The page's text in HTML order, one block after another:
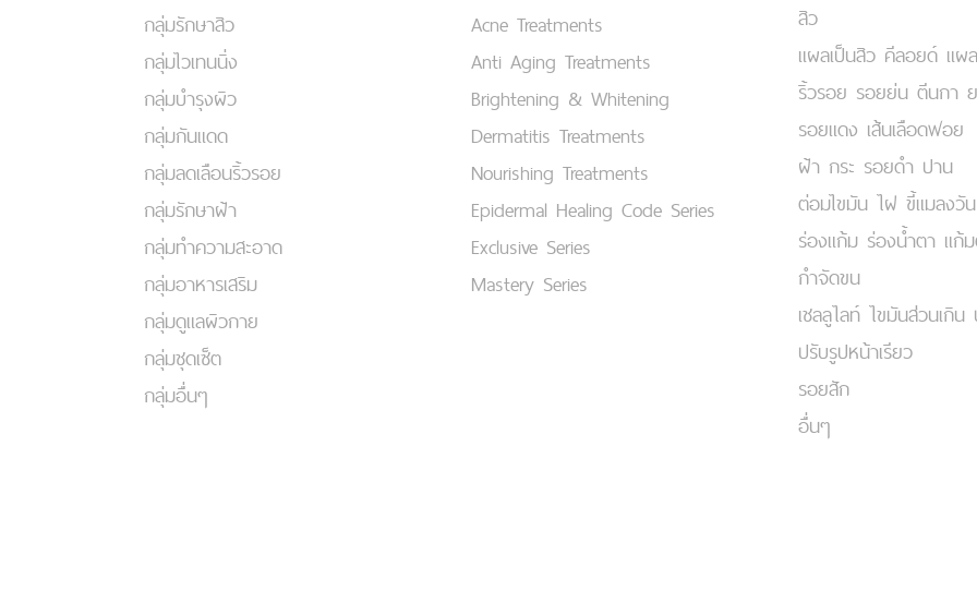
กลุ่มรักษาสิว
กลุ่มไวเทนนิ่ง
กลุ่มบำรุงผิว
กลุ่มกันแดด
กลุ่มลดเลือนริ้วรอย
กลุ่มรักษาฝ้า
กลุ่มทำความสะอาด
กลุ่มอาหารเสริม
กลุ่มดูแลผิวกาย
กลุ่มชุดเซ็ต
กลุ่มอื่นๆ
Acne Treatments
Anti Aging Treatments
Brightening & Whitening
Dermatitis Treatments
Nourishing Treatments
Epidermal Healing Code Series
Exclusive Series
Mastery Series
สิว
แผลเป็นสิว คีลอยด์ แผ
ริ้วรอย รอยย่น ตีนกา
รอยแดง เส้นเลือดฟอย
ฝ้า กระ รอยดำ ปาน
ต่อมไขมัน ไฝ ขี้แมลงวั
ร่องแก้ม ร่องน้ำตา แก้
กำจัดขน
เชลลูไลท์ ไขมันส่วนเกิน
ปรับรูปหน้าเรียว
รอยสัก
อื่นๆ